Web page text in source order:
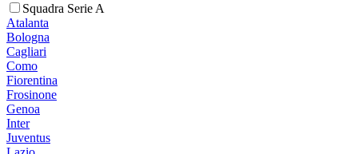
Squadra Serie A
Atalanta
Bologna
Cagliari
Como
Fiorentina
Frosinone
Genoa
Inter
Juventus